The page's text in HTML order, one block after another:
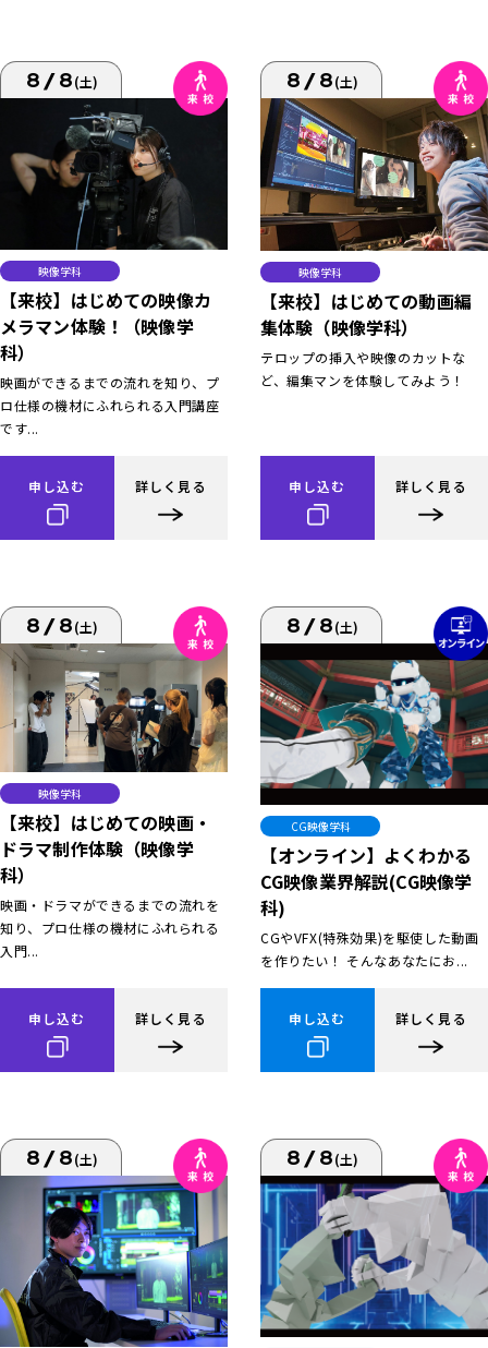
8/8(土)
映像学科
【来校】はじめての映像カ
メラマン体験！（映像学
科）
映画ができるまでの流れを知り、プ
ロ仕様の機材にふれられる入門講座
です...
申し込む 詳しく見る
8/8(土)
映像学科
【来校】はじめての動画編
集体験（映像学科）
テロップの挿入や映像のカットな
ど、編集マンを体験してみよう！
申し込む 詳しく見る
8/8(土)
映像学科
【来校】はじめての映画・
ドラマ制作体験（映像学
科）
映画・ドラマができるまでの流れを
知り、プロ仕様の機材にふれられる
入門...
申し込む 詳しく見る
8/8(土)
CG映像学科
【オンライン】よくわかる
CG映像業界解説(CG映像学
科)
CGやVFX(特殊効果)を駆使した動画
を作りたい！ そんなあなたにお...
申し込む 詳しく見る
8/8(土) 8/8(土)